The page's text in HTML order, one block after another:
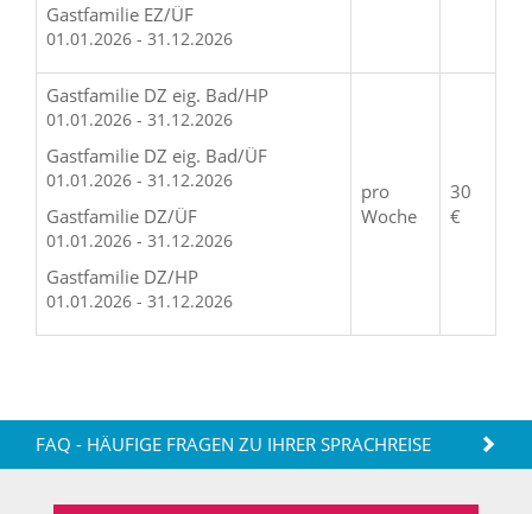
Gastfamilie EZ/ÜF
01.01.2026 - 31.12.2026
Gastfamilie DZ eig. Bad/HP
01.01.2026 - 31.12.2026
Gastfamilie DZ eig. Bad/ÜF
01.01.2026 - 31.12.2026
Gastfamilie DZ/ÜF
01.01.2026 - 31.12.2026
Gastfamilie DZ/HP
01.01.2026 - 31.12.2026
pro
Woche
30
€
FAQ - HÄUFIGE FRAGEN ZU IHRER SPRACHREISE